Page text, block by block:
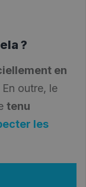
?
en
En outre, le
tenu
les